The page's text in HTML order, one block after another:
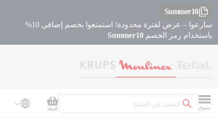
Summer10
سارعوا – عرض لفترة محدودة! استمتعوا بخصم إضافي 10%
باستخدام رمز الخصم Summer10
تسوق
بحث
سلة
السلة